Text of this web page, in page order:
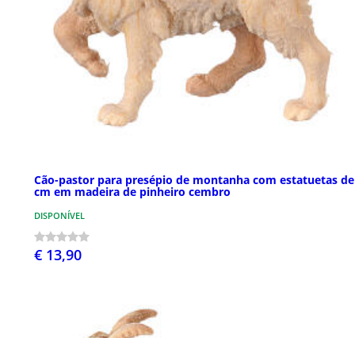
Cão-pastor para presépio de montanha com estatuetas
cm em madeira de pinheiro cembro
DISPONÍVEL
€ 13,90